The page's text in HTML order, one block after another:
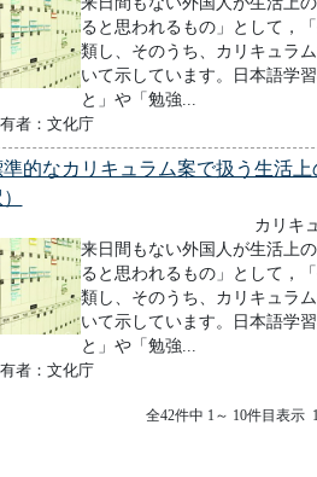
ると思われるもの」として，
類し、そのうち、カリキュラ
いて示しています。日本語学
と」や「勉強...
者：文化庁
的なカリキュラム案で扱う生活
カリキ
来日間もない外国人が生活上
ると思われるもの」として，
類し、そのうち、カリキュラ
いて示しています。日本語学
と」や「勉強...
者：文化庁
全42件中 1～ 10件目表示 1